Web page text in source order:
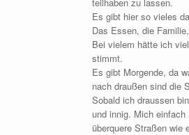
Es gibt hier so vieles
Das Essen, die
Bei vielem hätte ich
stimmt.
Es gibt Morgende, da
nach draußen sind die
Sobald ich draussen
und innig. Mich
überquere Straßen wie